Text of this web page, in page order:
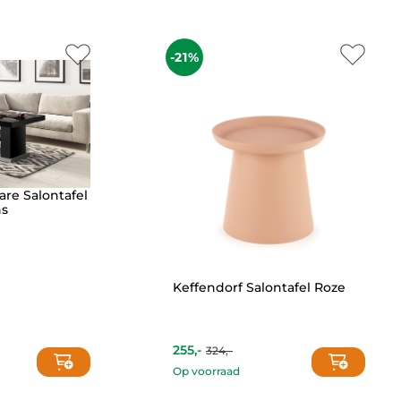
Salontafel
-21%
Keffendorf Salontafel Roze
255,-
Current
price
324,-
Original
price
Op voorraad